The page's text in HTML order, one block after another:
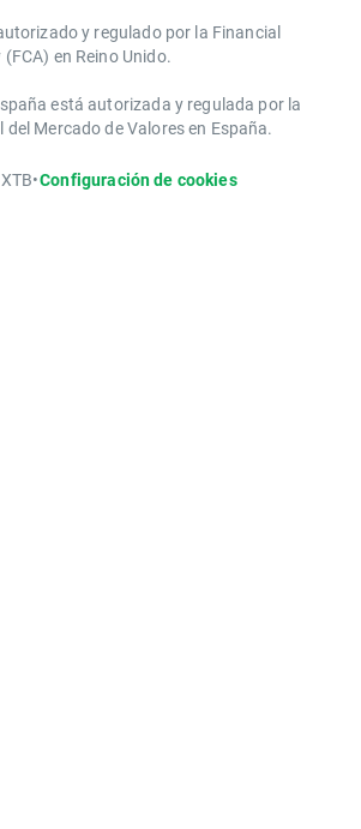
y regulado por la ​Financial
en ​​Reino Unido.
está autorizada y regulada por la
Mercado de Valores en España.
•Configuración de cookies